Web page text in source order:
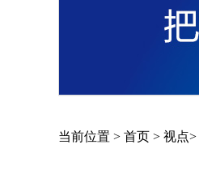
当前位置 > 首页 > 视点>